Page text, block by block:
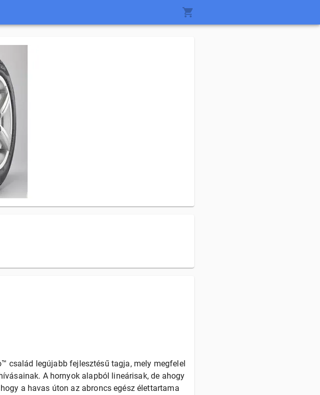
család legújabb fejlesztésű tagja, mely megfelel
A hornyok alapból lineárisak, de ahogy
a havas úton az abroncs egész élettartama